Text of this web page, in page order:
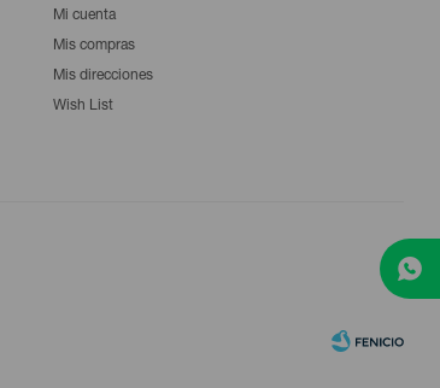
Mi cuenta
Mis compras
Mis direcciones
Wish List